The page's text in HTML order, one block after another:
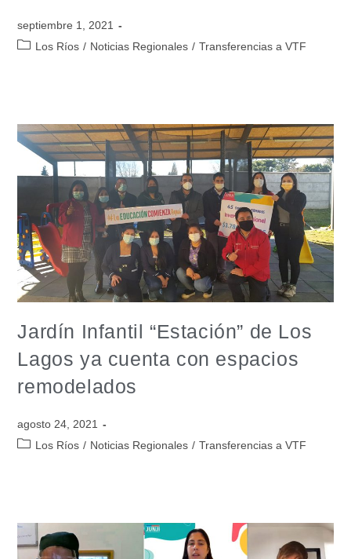
septiembre 1, 2021
Los Ríos / Noticias Regionales / Transferencias a VTF
Jardín Infantil “Estación” de Los
Lagos ya cuenta con espacios
remodelados
agosto 24, 2021
Los Ríos / Noticias Regionales / Transferencias a VTF